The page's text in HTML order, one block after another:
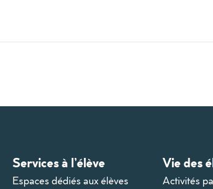
Services à l’élève
Espaces dédiés aux élèves
Vie des
Activités